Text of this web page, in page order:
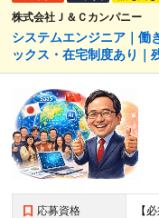
株式会社Ｊ＆Ｃカンパニー
システムエンジニア｜働
ックス・在宅制度あり｜
応募資格